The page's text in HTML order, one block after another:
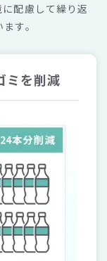
配慮して繰り返
す。
ミを削減